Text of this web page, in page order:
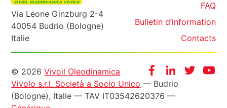
Via Leone Ginzburg 2-4
40054 Budrio (Bologne)
Italie
FAQ
Bulletin d’information
Contacts
FacebookInstagram
Twitter
Informazioni
legali
© 2026Vivoil Oleodinamica
Vivolo s.r.l. Società a Socio Unico — Budrio
(Bologne), Italie — TAV IT03542620376 —